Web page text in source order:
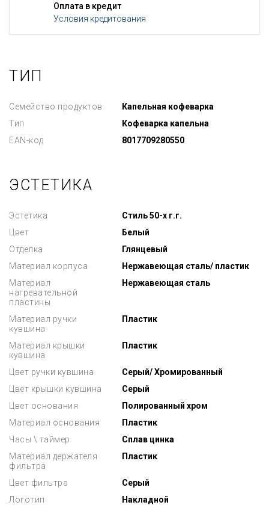
Оплата в кредит
Условия кредитования
ТИП
Семейство продуктов
Капельная кофеварка
Тип
Кофеварка капельна
EAN-код
8017709280550
ЭСТЕТИКА
Эстетика
Стиль 50-х г.г.
Цвет
Белый
Отделка
Глянцевый
Материал корпуса
Нержавеющая сталь/ пластик
Материал
нагревательной
пластины
Нержавеющая сталь
Материал ручки
кувшина
Пластик
Материал крышки
кувшина
Пластик
Цвет ручки кувшина
Серый/ Хромированный
Цвет крышки кувшина
Серый
Цвет основания
Полированный хром
Материал основания
Пластик
Часы \ таймер
Сплав цинка
Материал держателя
фильтра
Пластик
Цвет фильтра
Серый
Логотип
Накладной